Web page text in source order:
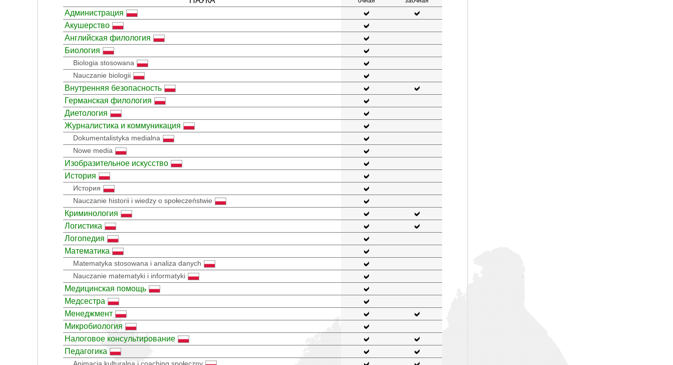
Администрация
Акушерство
Английская филология
Биология
Biologia stosowana
Nauczanie biologii
Внутренняя безопасность
Германская филология
Диетология
Журналистика и коммуникация
Dokumentalistyka medialna
Nowe media
Изобразительное искусство
История
История
Nauczanie historii i wiedzy o społeczeństwie
Криминология
Логистика
Логопедия
Математика
Matematyka stosowana i analiza danych
Nauczanie matematyki i informatyki
Медицинская помощь
Медсестра
Менеджмент
Микробиология
Налоговое консультирование
Педагогика
Animacja kulturalna i coaching społeczny